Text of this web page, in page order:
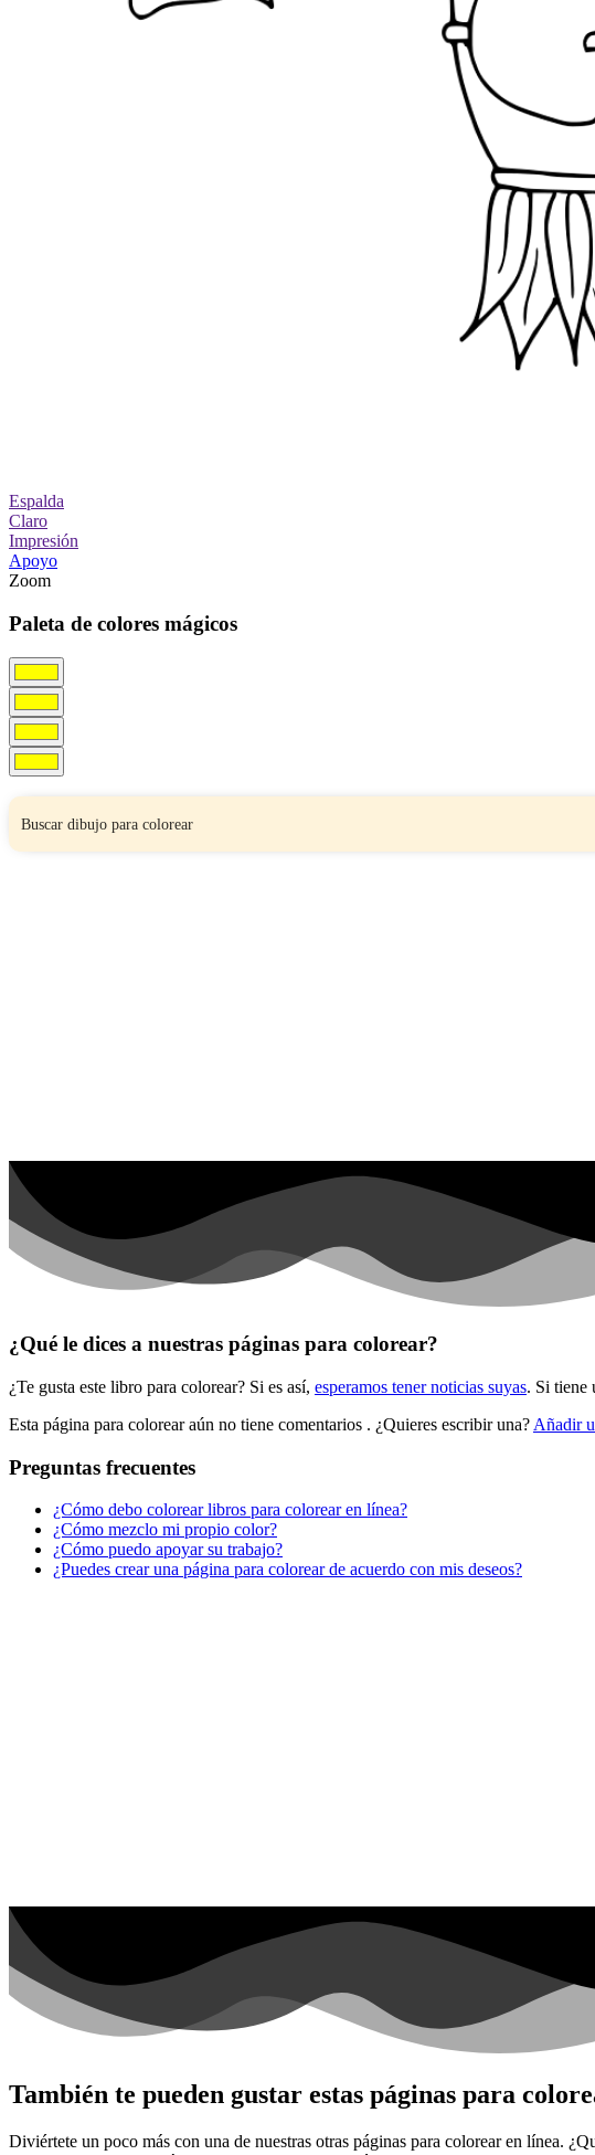
Espalda
Claro
Impresión
Apoyo
Zoom
Paleta de colores mágicos
¿Qué le dices a nuestras páginas para colorear?
¿Te gusta este libro para colorear? Si es así, esperamos tener noticias suyas. Si tiene
Esta página para colorear aún no tiene comentarios . ¿Quieres escribir una? Añadir
Preguntas frecuentes
¿Cómo debo colorear libros para colorear en línea?
¿Cómo mezclo mi propio color?
¿Cómo puedo apoyar su trabajo?
¿Puedes crear una página para colorear de acuerdo con mis deseos?
También te pueden gustar estas páginas para
Diviértete un poco más con una de nuestras otras páginas para colorear en línea.